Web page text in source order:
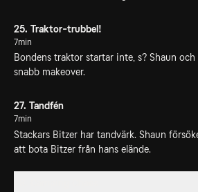
25. Traktor-trubbel!
7min
Bondens traktor startar inte, s? Shaun
snabb makeover.
27. Tandfén
7min
Stackars Bitzer har tandvärk. Shaun
att bota Bitzer från hans elände.